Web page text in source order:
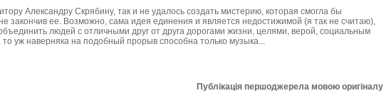
Александру Скрябину, так и не удалось создать мистерию, которая смогла бы
закончив ее. Возможно, сама идея единения и является недостижимой (я так не считаю),
людей с отличными друг от друга дорогами жизни, целями, верой, социальным
уж наверняка на подобный прорыв способна только музыка...
Публікація першоджерела мовою оригіналу